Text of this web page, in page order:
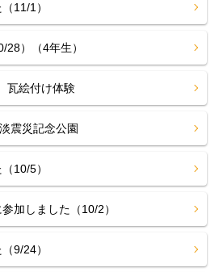
11/1）
）（4年生）
絵付け体験
震災記念公園
10/5）
加しました（10/2）
9/24）